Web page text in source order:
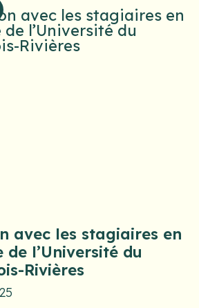
avec les stagiaires en
l’Université du
Rivières